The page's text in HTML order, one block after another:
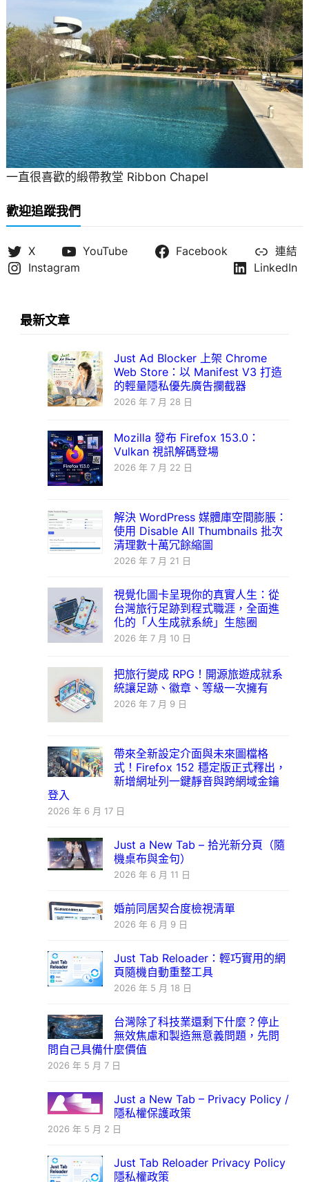
一直很喜歡的緞帶教堂 Ribbon Chapel
歡迎追蹤我們
X YouTube Facebook
連結
Instagram
LinkedIn
最新文章
Just Ad Blocker 上架 Chrome
Web Store：以 Manifest V3 打造
的輕量隱私優先廣告攔截器
2026 年 7 月 28 日
Mozilla 發布 Firefox 153.0：
Vulkan 視訊解碼登場
2026 年 7 月 22 日
解決 WordPress 媒體庫空間膨脹：
使用 Disable All Thumbnails 批次
清理數十萬冗餘縮圖
2026 年 7 月 21 日
視覺化圖卡呈現你的真實人生：從
台灣旅行足跡到程式職涯，全面進
化的「人生成就系統」生態圈
2026 年 7 月 10 日
把旅行變成 RPG！開源旅遊成就系
統讓足跡、徽章、等級一次擁有
2026 年 7 月 9 日
帶來全新設定介面與未來圖檔格
式！Firefox 152 穩定版正式釋出，
新增網址列一鍵靜音與跨網域金鑰
登入
2026 年 6 月 17 日
Just a New Tab – 拾光新分頁（隨
機桌布與金句）
2026 年 6 月 11 日
婚前同居契合度檢視清單
2026 年 6 月 9 日
Just Tab Reloader：輕巧實用的網
頁隨機自動重整工具
2026 年 5 月 18 日
台灣除了科技業還剩下什麼？停止
無效焦慮和製造無意義問題，先問
問自己具備什麼價值
2026 年 5 月 7 日
Just a New Tab – Privacy Policy /
隱私權保護政策
2026 年 5 月 2 日
Just Tab Reloader Privacy Policy
隱私權政策